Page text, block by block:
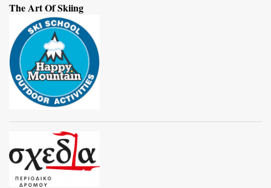
The Art Of Skiing